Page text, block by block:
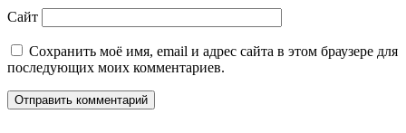
Сайт
Сохранить моё имя, email и адрес сайта в этом браузере для
последующих моих комментариев.